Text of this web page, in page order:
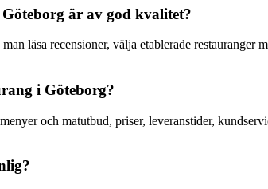
är av god kvalitet?
läsa recensioner, välja etablerade
i Göteborg?
och matutbud, priser, leveranstider,